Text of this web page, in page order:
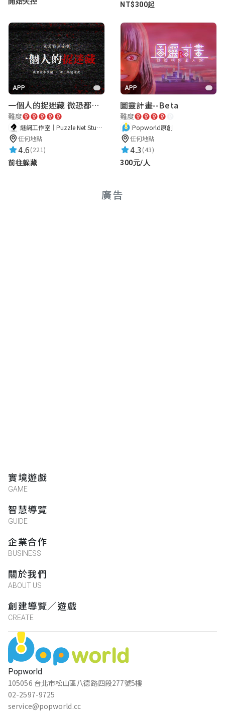
NT$300起
APP
一個人的捉迷藏 微恐都市傳說
難度
謎網工作室｜Puzzle Net Studio
任何地點
4.6(221)
前往躲藏
APP
圖靈計畫--Beta
難度
Popworld原創
任何地點
4.3(43)
300元/人
廣告
Popworld
105056 台北市松山區八德路四段277號5樓
02-2597-9725
service@popworld.cc
實境遊戲
GAME
智慧導覽
GUIDE
企業合作
BUSINESS
關於我們
ABOUT US
創建導覽／遊戲
CREATE